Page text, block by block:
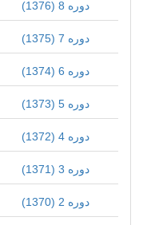
دوره 8 (1376)
دوره 7 (1375)
دوره 6 (1374)
دوره 5 (1373)
دوره 4 (1372)
دوره 3 (1371)
دوره 2 (1370)